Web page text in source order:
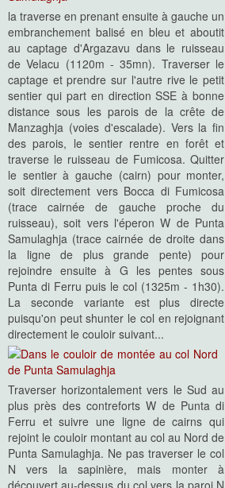
la traverse en prenant ensuite à gauche un
embranchement balisé en bleu et aboutit
au captage d'Argazavu dans le ruisseau
de Velacu (1120m - 35mn). Traverser le
captage et prendre sur l'autre rive le petit
sentier qui part en direction SSE à bonne
distance sous les parois de la crête de
Manzaghja (voies d'escalade). Vers la fin
des parois, le sentier rentre en forêt et
traverse le ruisseau de Fumicosa. Quitter
le sentier à gauche (cairn) pour monter,
soit directement vers Bocca di Fumicosa
(trace cairnée de gauche proche du
ruisseau), soit vers l'éperon W de Punta
Samulaghja (trace cairnée de droite dans
la ligne de plus grande pente) pour
rejoindre ensuite à G les pentes sous
Punta di Ferru puis le col (1325m - 1h30).
La seconde variante est plus directe
puisqu'on peut shunter le col en rejoignant
directement le couloir suivant...
Traverser horizontalement vers le Sud au
plus près des contreforts W de Punta di
Ferru et suivre une ligne de cairns qui
rejoint le couloir montant au col au Nord de
Punta Samulaghja. Ne pas traverser le col
N vers la sapinière, mais monter à